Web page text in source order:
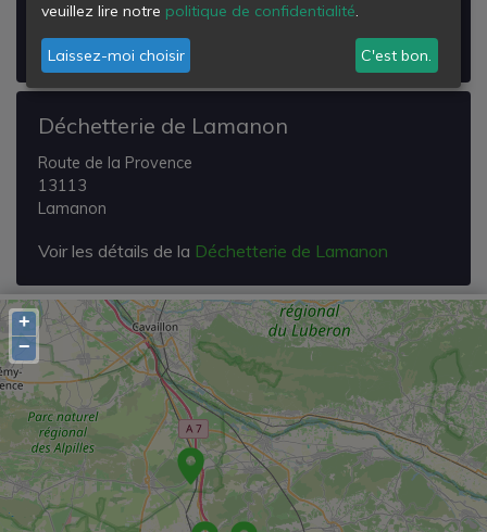
Voir les détails de laDéchetterie de Salon-de-
provence
Déchetterie de Lamanon
Route de la Provence
13113
Lamanon
Voir les détails de la Déchetterie de Lamanon
+
−
veuillez lire notre politique de confidentialité.
Laissez-moi choisir C'est bon.